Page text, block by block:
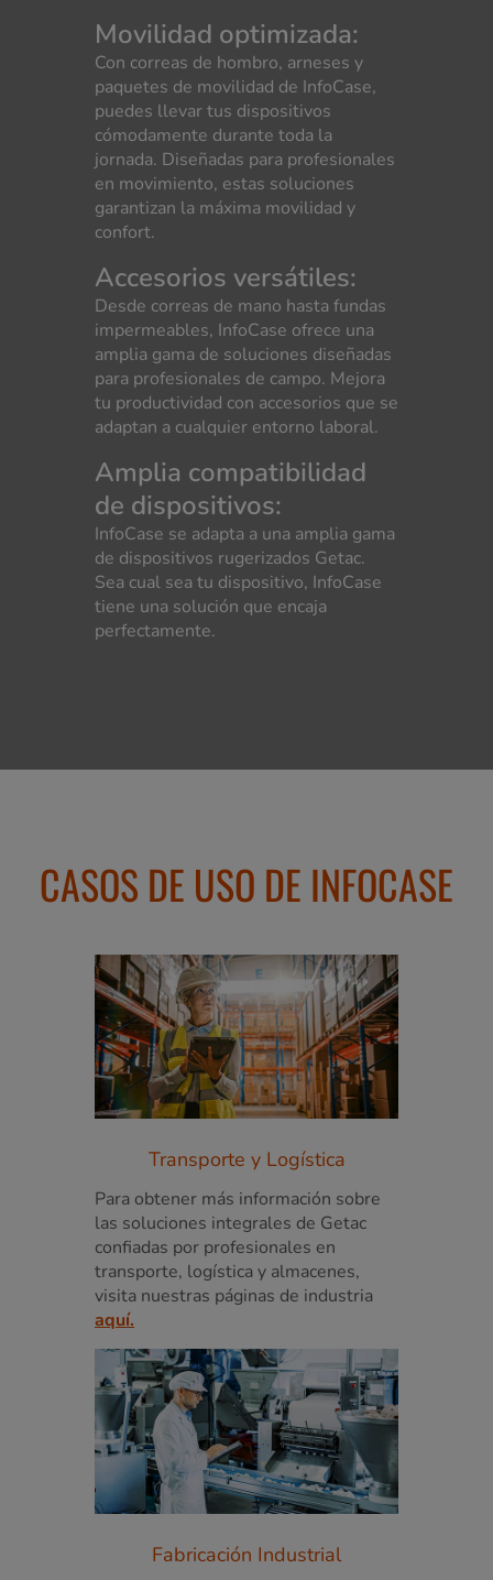
Movilidad optimizada:
Con correas de hombro, arneses y
paquetes de movilidad de InfoCase,
puedes llevar tus dispositivos
cómodamente durante toda la
jornada. Diseñadas para profesionales
en movimiento, estas soluciones
garantizan la máxima movilidad y
confort.
Accesorios versátiles:
Desde correas de mano hasta fundas
impermeables, InfoCase ofrece una
amplia gama de soluciones diseñadas
para profesionales de campo. Mejora
tu productividad con accesorios que se
adaptan a cualquier entorno laboral.
Amplia compatibilidad
de dispositivos:
InfoCase se adapta a una amplia gama
de dispositivos rugerizados Getac.
Sea cual sea tu dispositivo, InfoCase
tiene una solución que encaja
perfectamente.
CASOS DE USO DE INFOCASE
Transporte y Logística
Para obtener más información sobre
las soluciones integrales de Getac
confiadas por profesionales en
transporte, logística y almacenes,
visita nuestras páginas de industria
aquí.
Fabricación Industrial